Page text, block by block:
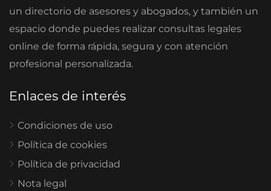
un directorio de asesores y abogados, y también un
espacio donde puedes realizar consultas legales
online de forma rápida, segura y con atención
profesional personalizada.
Enlaces de interés
Condiciones de uso
Política de cookies
Política de privacidad
Nota legal